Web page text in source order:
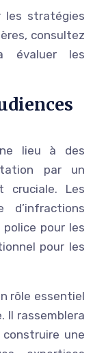
les stratégies
consultez
évaluer les
lieu à des
par un
cruciale. Les
d’infractions
pour les
pour les
rôle essentiel
Il rassemblera
une